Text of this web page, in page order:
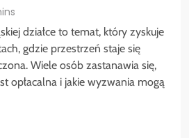
działce to temat, który zyskuje
gdzie przestrzeń staje się
Wiele osób zastanawia się,
opłacalna i jakie wyzwania mogą